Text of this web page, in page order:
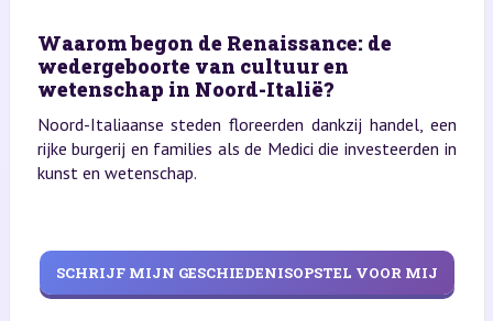
Waarom begon de Renaissance: de
wedergeboorte van cultuur en
wetenschap in Noord-Italië?
Noord-Italiaanse steden floreerden dankzij handel, een
rijke burgerij en families als de Medici die investeerden in
kunst en wetenschap.
SCHRIJF MIJN GESCHIEDENISOPSTEL VOOR MIJ